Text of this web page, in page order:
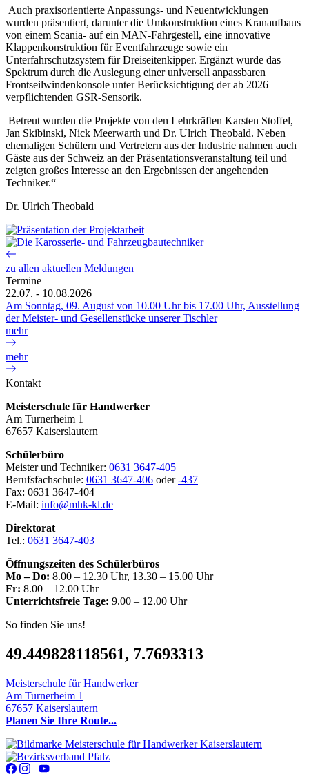
Auch praxisorientierte Anpassungs- und Neuentwicklungen
wurden präsentiert, darunter die Umkonstruktion eines Kranaufbaus
von einem Scania- auf ein MAN-Fahrgestell, eine innovative
Klappenkonstruktion für Eventfahrzeuge sowie ein
Unterfahrschutzsystem für Dreiseitenkipper. Ergänzt wurde das
Spektrum durch die Auslegung einer universell anpassbaren
Frontseilwindenkonsole unter Berücksichtigung der ab 2026
verpflichtenden GSR-Sensorik.
Betreut wurden die Projekte von den Lehrkräften Karsten Stoffel,
Jan Skibinski, Nick Meerwarth und Dr. Ulrich Theobald. Neben
ehemaligen Schülern und Vertretern aus der Industrie nahmen auch
Gäste aus der Schweiz an der Präsentationsveranstaltung teil und
zeigten großes Interesse an den Ergebnissen der angehenden
Techniker.“
Dr. Ulrich Theobald
zu allen aktuellen Meldungen
Termine
22.07. - 10.08.2026
Am Sonntag, 09. August von 10.00 Uhr bis 17.00 Uhr, Ausstellung
der Meister- und Gesellenstücke unserer Tischler
mehr
mehr
Kontakt
Meisterschule für Handwerker
Am Turnerheim 1
67657 Kaiserslautern
Schülerbüro
Meister und Techniker: 0631 3647-405
Berufsfachschule: 0631 3647-406 oder-437
Fax: 0631 3647-404
E-Mail: info@mhk-kl.de
Direktorat
Tel.: 0631 3647-403
Öffnungszeiten des Schülerbüros
Mo – Do: 8.00 – 12.30 Uhr, 13.30 – 15.00 Uhr
Fr: 8.00 – 12.00 Uhr
Unterrichtsfreie Tage: 9.00 – 12.00 Uhr
So finden Sie uns!
49.449828118561, 7.7693313
Meisterschule für Handwerker
Am Turnerheim 1
67657 Kaiserslautern
Planen Sie Ihre Route...